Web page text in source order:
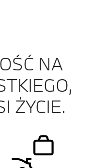
NA
ŻYCIE.